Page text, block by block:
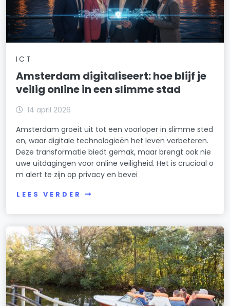
ICT
Amsterdam digitaliseert: hoe blijf je
veilig online in een slimme stad
14 april 2026
Amsterdam groeit uit tot een voorloper in slimme sted
en, waar digitale technologieën het leven verbeteren.
Deze transformatie biedt gemak, maar brengt ook nie
uwe uitdagingen voor online veiligheid. Het is cruciaal o
m alert te zijn op privacy en bevei
LEES VERDER